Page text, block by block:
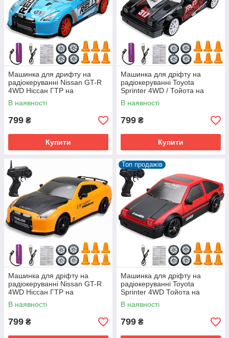
Машинка для дрифту на
радіокеруванні Nissan GT-R
4WD Ніссан ГТР на
радіокеруванні дрифт
В наявності
799 ₴
Купити
Машинка для дріфту на
радіокеруванні Toyota
Sprinter 4WD / Тойота на
радіокеруванні дрифт
В наявності
799 ₴
Купити
Машинка для дріфту на
радіокеруванні Nissan GT-R
4WD Ніссан ГТР на
радіокеруванні дрифт
В наявності
799 ₴
Топ продажів
Машинка для дріфту на
радіокеруванні Toyota
Sprinter 4WD Тойота на
радіокеруванні дрифт
В наявності
799 ₴